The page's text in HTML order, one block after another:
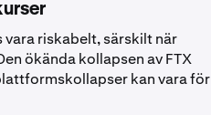
riskabelt, särskilt när
ökända kollapsen av FTX
kan vara för